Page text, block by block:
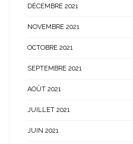
DÉCEMBRE 2021
NOVEMBRE 2021
OCTOBRE 2021
SEPTEMBRE 2021
AOÛT 2021
JUILLET 2021
JUIN 2021